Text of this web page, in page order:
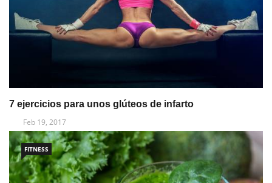
7 ejercicios para unos glúteos de infarto
Feb 19, 2017
FITNESS